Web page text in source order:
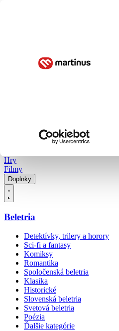
Hry
Filmy
Doplnky
Beletria
Detektívky, trilery a horory
Sci-fi a fantasy
Komiksy
Romantika
Spoločenská beletria
Klasika
Historické
Slovenská beletria
Svetová beletria
Poézia
Ďalšie kategórie